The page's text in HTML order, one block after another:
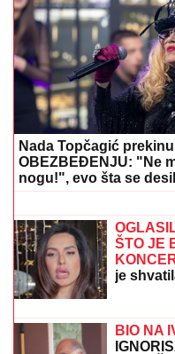
ZGAZIĆEMO
POBEDU: Iranski
iranske vojske
"OKO
DA NAM
EVO
u